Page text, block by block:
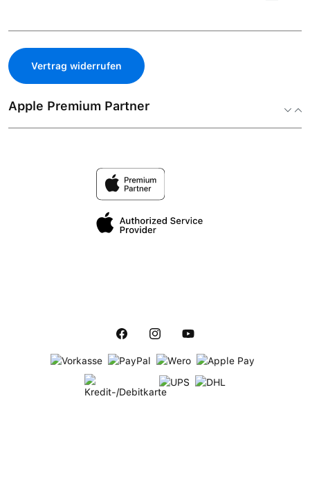
Vertrag widerrufen
Apple Premium Partner